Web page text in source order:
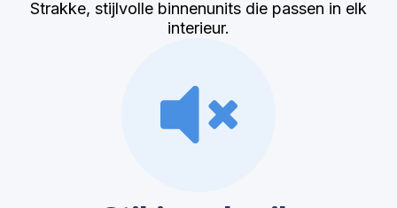
Strakke, stijlvolle binnenunits die passen in elk
interieur.